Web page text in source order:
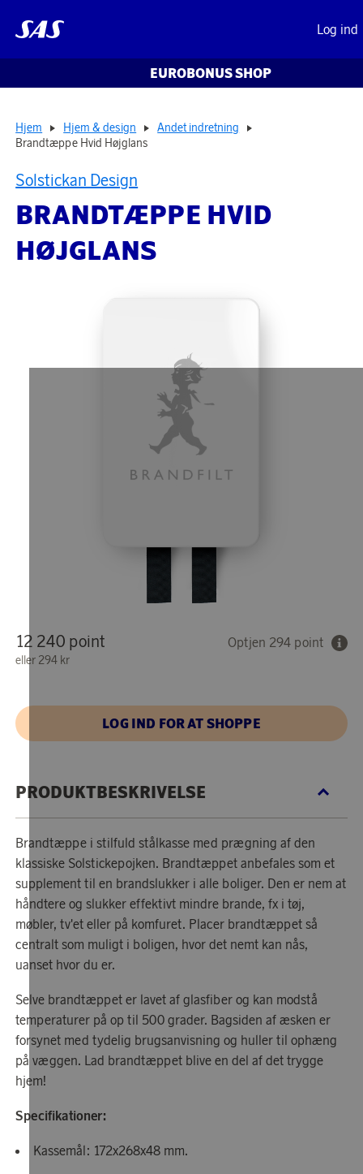
Log ind
EUROBONUS SHOP
Hjem Hjem & design
Andet indretning
Brandtæppe Hvid Højglans
Solstickan Design
BRANDTÆPPE HVID
HØJGLANS
12 240 point
eller 294 kr
Optjen 294 point
LOG IND FOR AT SHOPPE
PRODUKTBESKRIVELSE
Brandtæppe i stilfuld stålkasse med prægning af den
klassiske Solstickepojken. Brandtæppet anbefales som et
supplement til en brandslukker i alle boliger. Den er nem at
håndtere og slukker effektivt mindre brande, fx i tøj,
møbler, tv'et eller på komfuret. Placer brandtæppet så
centralt som muligt i boligen, hvor det nemt kan nås,
uanset hvor du er.
Selve brandtæppet er lavet af glasfiber og kan modstå
temperaturer på op til 500 grader. Bagsiden af ​​æsken er
forsynet med tydelig brugsanvisning og huller til ophæng
på væggen. Lad brandtæppet blive en del af det trygge
hjem!
Specifikationer:
Kassemål: 172x268x48 mm.